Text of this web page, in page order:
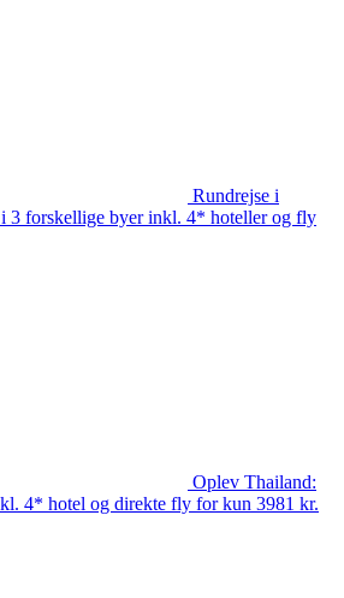
Rundrejse i
3 forskellige byer inkl. 4* hoteller og fly
Oplev Thailand:
4* hotel og direkte fly for kun 3981 kr.